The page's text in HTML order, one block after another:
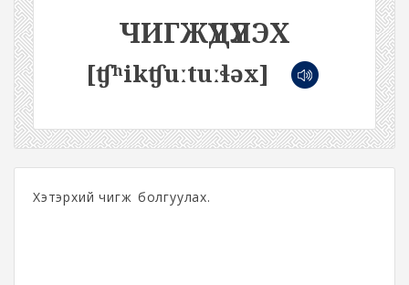
ЧИГЖҮҮДҮҮЛЭХ
[ʧʰikʧuːtuːɬəx]
Хэтэрхий чигжүү болгуулах.